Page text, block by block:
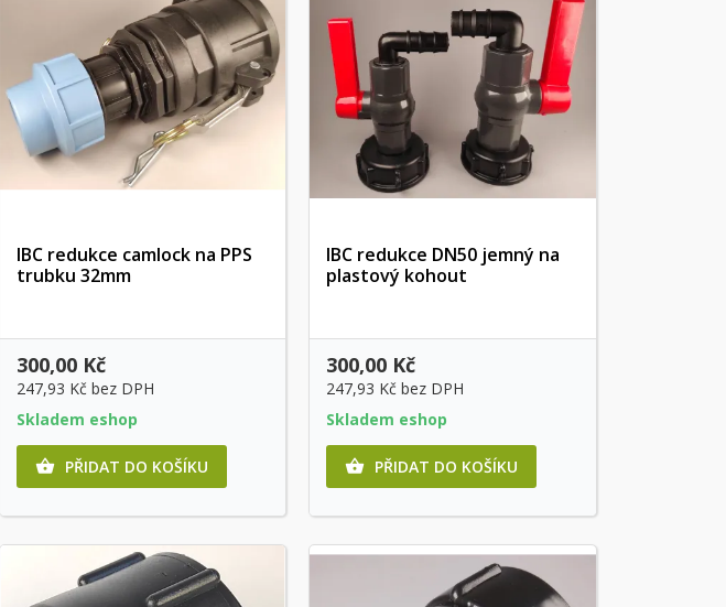
Rychlý náhled
IBC redukce camlock na PPS
trubku 32mm
300,00 Kč
247,93 Kč bez DPH
Skladem eshop
 PŘIDAT DO KOŠÍKU
Rychlý náhled
IBC redukce DN50 jemný na
plastový kohout
300,00 Kč
247,93 Kčbez DPH
Skladem eshop
 PŘIDAT DO KOŠÍKU